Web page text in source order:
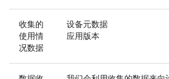
收集的
使用情
况数据
设备元数据
应用版本